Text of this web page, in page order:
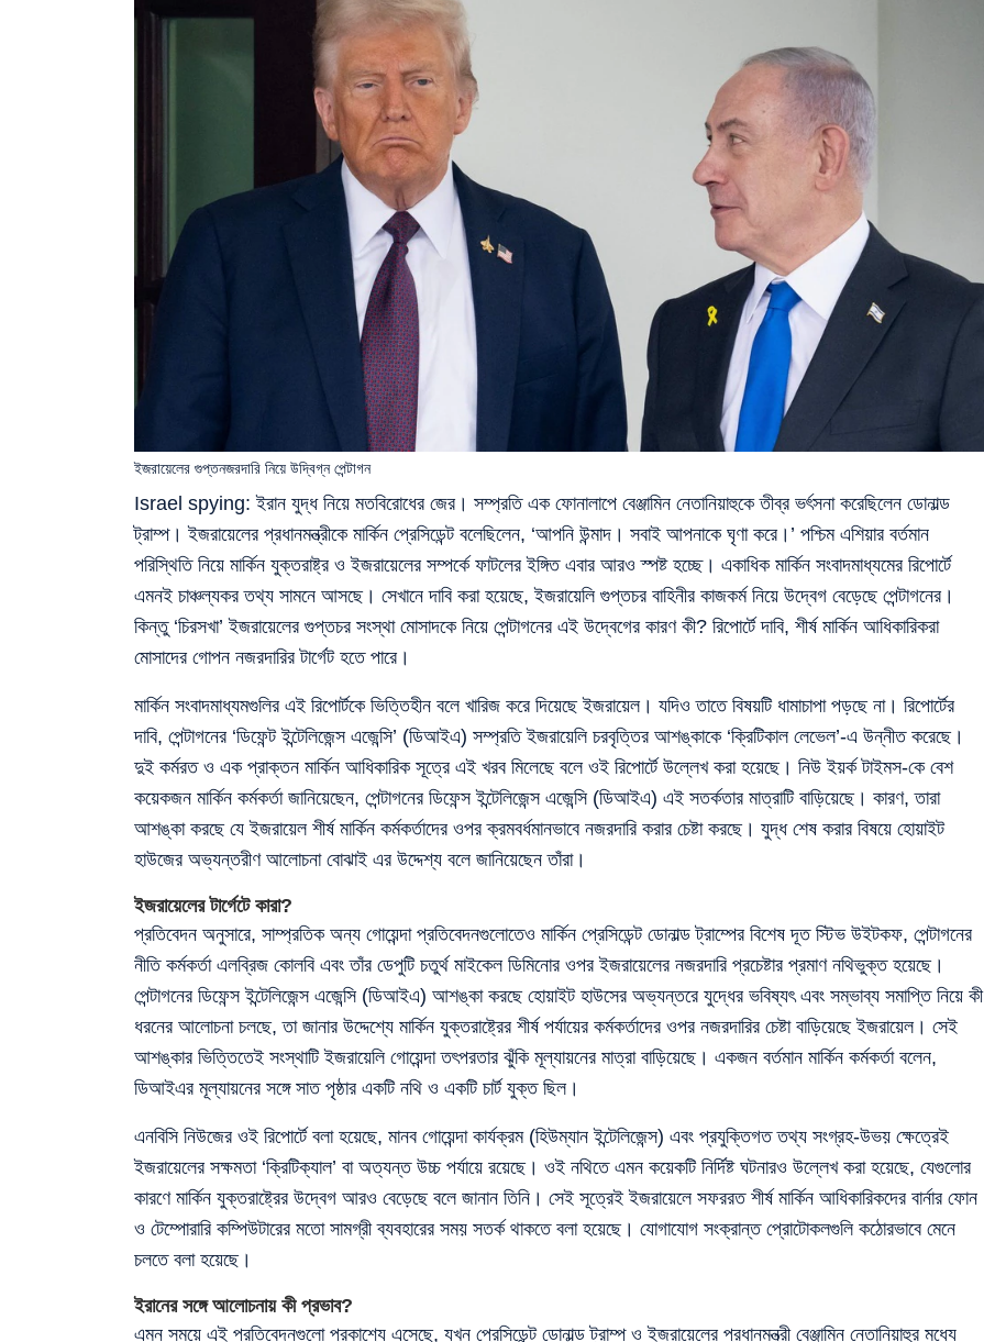
Israel spying: ইরান যুদ্ধ নিয়ে মতবিরোধের জের। সম্প্রতি এক ফোনালাপে বেঞ্জামিন নেতানিয়াহুকে তীব্র ভর্ৎসনা করেছিলেন ডোনাল্ড
ট্রাম্প। ইজরায়েলের প্রধানমন্ত্রীকে মার্কিন প্রেসিডেন্ট বলেছিলেন, ‘আপনি উন্মাদ। সবাই আপনাকে ঘৃণা করে।’ পশ্চিম এশিয়ার বর্তমান
পরিস্থিতি নিয়ে মার্কিন যুক্তরাষ্ট্র ও ইজরায়েলের সম্পর্কে ফাটলের ইঙ্গিত এবার আরও স্পষ্ট হচ্ছে। একাধিক মার্কিন সংবাদমাধ্যমের রিপোর্টে
এমনই চাঞ্চল্যকর তথ্য সামনে আসছে। সেখানে দাবি করা হয়েছে, ইজরায়েলি গুপ্তচর বাহিনীর কাজকর্ম নিয়ে উদ্বেগ বেড়েছে পেন্টাগনের।
কিন্তু ‘চিরসখা’ ইজরায়েলের গুপ্তচর সংস্থা মোসাদকে নিয়ে পেন্টাগনের এই উদ্বেগের কারণ কী? রিপোর্টে দাবি, শীর্ষ মার্কিন আধিকারিকরা
মোসাদের গোপন নজরদারির টার্গেট হতে পারে।
ইজরায়েলের গুপ্তনজরদারি নিয়ে উদ্বিগ্ন পেন্টাগন
মার্কিন সংবাদমাধ্যমগুলির এই রিপোর্টকে ভিত্তিহীন বলে খারিজ করে দিয়েছে ইজরায়েল। যদিও তাতে বিষয়টি ধামাচাপা পড়ছে না। রিপোর্টের
দাবি, পেন্টাগনের ‘ডিফেন্ট ইন্টেলিজেন্স এজেন্সি’ (ডিআইএ) সম্প্রতি ইজরায়েলি চরবৃত্তির আশঙ্কাকে ‘ক্রিটিকাল লেভেল’-এ উন্নীত করেছে।
দুই কর্মরত ও এক প্রাক্তন মার্কিন আধিকারিক সূত্রে এই খরব মিলেছে বলে ওই রিপোর্টে উল্লেখ করা হয়েছে। নিউ ইয়র্ক টাইমস-কে বেশ
কয়েকজন মার্কিন কর্মকর্তা জানিয়েছেন, পেন্টাগনের ডিফেন্স ইন্টেলিজেন্স এজেন্সি (ডিআইএ) এই সতর্কতার মাত্রাটি বাড়িয়েছে। কারণ, তারা
আশঙ্কা করছে যে ইজরায়েল শীর্ষ মার্কিন কর্মকর্তাদের ওপর ক্রমবর্ধমানভাবে নজরদারি করার চেষ্টা করছে। যুদ্ধ শেষ করার বিষয়ে হোয়াইট
হাউজের অভ্যন্তরীণ আলোচনা বোঝাই এর উদ্দেশ্য বলে জানিয়েছেন তাঁরা।
ইজরায়েলের টার্গেটে কারা?
প্রতিবেদন অনুসারে, সাম্প্রতিক অন্য গোয়েন্দা প্রতিবেদনগুলোতেও মার্কিন প্রেসিডেন্ট ডোনাল্ড ট্রাম্পের বিশেষ দূত স্টিভ উইটকফ, পেন্টাগনের
নীতি কর্মকর্তা এলব্রিজ কোলবি এবং তাঁর ডেপুটি চতুর্থ মাইকেল ডিমিনোর ওপর ইজরায়েলের নজরদারি প্রচেষ্টার প্রমাণ নথিভুক্ত হয়েছে।
পেন্টাগনের ডিফেন্স ইন্টেলিজেন্স এজেন্সি (ডিআইএ) আশঙ্কা করছে হোয়াইট হাউসের অভ্যন্তরে যুদ্ধের ভবিষ্যৎ এবং সম্ভাব্য সমাপ্তি নিয়ে কী
ধরনের আলোচনা চলছে, তা জানার উদ্দেশ্যে মার্কিন যুক্তরাষ্ট্রের শীর্ষ পর্যায়ের কর্মকর্তাদের ওপর নজরদারির চেষ্টা বাড়িয়েছে ইজরায়েল। সেই
আশঙ্কার ভিত্তিতেই সংস্থাটি ইজরায়েলি গোয়েন্দা তৎপরতার ঝুঁকি মূল্যায়নের মাত্রা বাড়িয়েছে। একজন বর্তমান মার্কিন কর্মকর্তা বলেন,
ডিআইএর মূল্যায়নের সঙ্গে সাত পৃষ্ঠার একটি নথি ও একটি চার্ট যুক্ত ছিল।
এনবিসি নিউজের ওই রিপোর্টে বলা হয়েছে, মানব গোয়েন্দা কার্যক্রম (হিউম্যান ইন্টেলিজেন্স) এবং প্রযুক্তিগত তথ্য সংগ্রহ-উভয় ক্ষেত্রেই
ইজরায়েলের সক্ষমতা ‘ক্রিটিক্যাল’ বা অত্যন্ত উচ্চ পর্যায়ে রয়েছে। ওই নথিতে এমন কয়েকটি নির্দিষ্ট ঘটনারও উল্লেখ করা হয়েছে, যেগুলোর
কারণে মার্কিন যুক্তরাষ্ট্রের উদ্বেগ আরও বেড়েছে বলে জানান তিনি। সেই সূত্রেই ইজরায়েলে সফররত শীর্ষ মার্কিন আধিকারিকদের বার্নার ফোন
ও টেম্পোরারি কম্পিউটারের মতো সামগ্রী ব্যবহারের সময় সতর্ক থাকতে বলা হয়েছে। যোগাযোগ সংক্রান্ত প্রোটোকলগুলি কঠোরভাবে মেনে
চলতে বলা হয়েছে।
ইরানের সঙ্গে আলোচনায় কী প্রভাব?
এমন সময়ে এই প্রতিবেদনগুলো প্রকাশ্যে এসেছে, যখন প্রেসিডেন্ট ডোনাল্ড ট্রাম্প ও ইজরায়েলের প্রধানমন্ত্রী বেঞ্জামিন নেতানিয়াহুর মধ্যে